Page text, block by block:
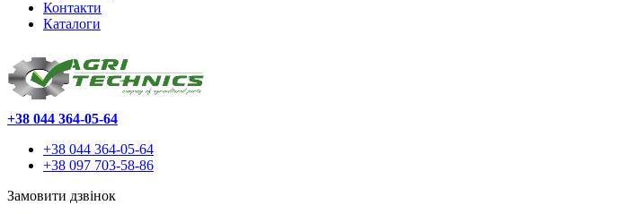
Контакти
Каталоги
+38 044 364-05-64
+38 044 364-05-64
+38 097 703-58-86
Замовити дзвінок